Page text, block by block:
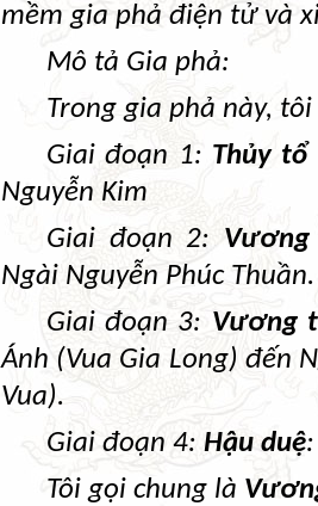
mềm gia phả điện tử và
Mô tả Gia phả:
Trong gia phả này,
Giai đoạn 1: Thủy tổ
Nguyễn Kim
Giai đoạn 2:
Ngài Nguyễn Phúc
Giai đoạn 3: Vương
Ánh (Vua Gia Long) đến
Vua).
Giai đoạn 4: Hậu duệ
Tôi gọi chung là